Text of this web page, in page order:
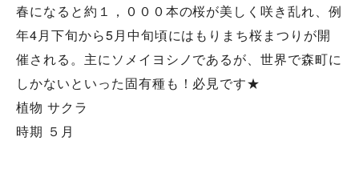
春になると約１，０００本の桜が美しく咲き乱れ、例
年4月下旬から5月中旬頃にはもりまち桜まつりが開
催される。主にソメイヨシノであるが、世界で森町に
しかないといった固有種も！必見です★
植物 サクラ
時期 ５月